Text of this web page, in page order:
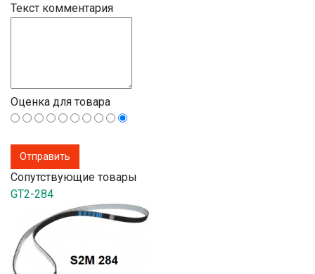
Текст комментария
Оценка для товара
Сопутствующие товары
GT2-284